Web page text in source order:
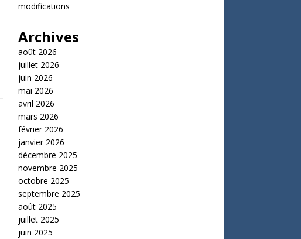
modifications
Archives
août 2026
juillet 2026
juin 2026
mai 2026
avril 2026
mars 2026
février 2026
janvier 2026
décembre 2025
novembre 2025
octobre 2025
septembre 2025
août 2025
juillet 2025
juin 2025